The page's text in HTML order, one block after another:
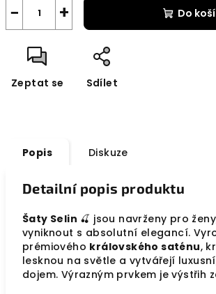
+
− Do
Zeptat se Sdílet
Popis Diskuze
Detailní popis produktu
Šaty Selin 🍒 jsou navrženy pro
vyniknout s absolutní elegancí.
prémiového královského saténu,
lesknou na světle a vytvářejí
dojem. Výrazným prvkem je výstřih